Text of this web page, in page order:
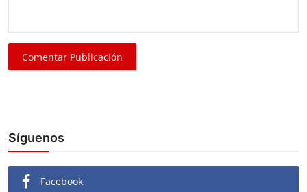
Comentar Publicación
Síguenos
Facebook